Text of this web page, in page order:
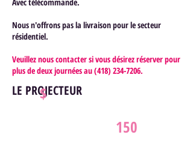
Nous n'offrons pas la livraison pour le secteur
résidentiel.
Veuillez nous contacter si vous désirez réserver pour
plus de deux journées au(418) 234-7206.
LE PROJECTEUR
$
150